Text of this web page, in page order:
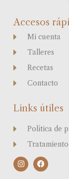
Accesos
Mi cuenta
Talleres
Recetas
Contacto
Links útiles
Política de
Tratamiento
I
n
s
F
a
c